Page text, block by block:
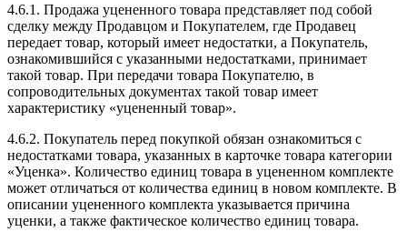
4.6.1. Продажа уцененного товара представляет под собой
сделку между Продавцом и Покупателем, где Продавец
передает товар, который имеет недостатки, а Покупатель,
ознакомившийся с указанными недостатками, принимает
такой товар. При передачи товара Покупателю, в
сопроводительных документах такой товар имеет
характеристику «уцененный товар».
4.6.2. Покупатель перед покупкой обязан ознакомиться с
недостатками товара, указанных в карточке товара категории
«Уценка». Количество единиц товара в уцененном комплекте
может отличаться от количества единиц в новом комплекте. В
описании уцененного комплекта указывается причина
уценки, а также фактическое количество единиц товара.